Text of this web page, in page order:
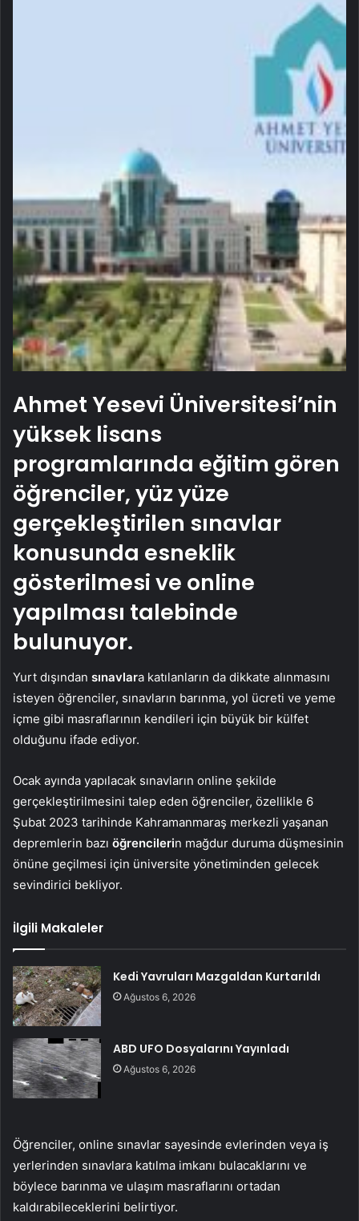
Ahmet Yesevi Üniversitesi’nin
yüksek lisans
programlarında eğitim gören
öğrenciler, yüz yüze
gerçekleştirilen sınavlar
konusunda esneklik
gösterilmesi ve online
yapılması talebinde
bulunuyor.
Yurt dışından sınavlara katılanların da dikkate alınmasını
isteyen öğrenciler, sınavların barınma, yol ücreti ve yeme
içme gibi masraflarının kendileri için büyük bir külfet
olduğunu ifade ediyor.
Ocak ayında yapılacak sınavların online şekilde
gerçekleştirilmesini talep eden öğrenciler, özellikle 6
Şubat 2023 tarihinde Kahramanmaraş merkezli yaşanan
depremlerin bazı öğrencilerin mağdur duruma düşmesinin
önüne geçilmesi için üniversite yönetiminden gelecek
sevindirici bekliyor.
İlgili Makaleler
Kedi Yavruları Mazgaldan Kurtarıldı
Ağustos 6, 2026
ABD UFO Dosyalarını Yayınladı
Ağustos 6, 2026
Öğrenciler, online sınavlar sayesinde evlerinden veya iş
yerlerinden sınavlara katılma imkanı bulacaklarını ve
böylece barınma ve ulaşım masraflarını ortadan
kaldırabileceklerini belirtiyor.